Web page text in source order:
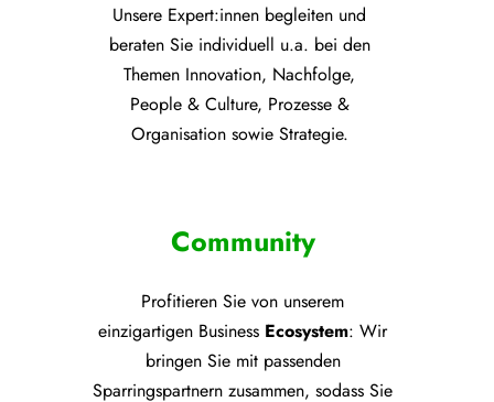
Unsere Expert:innen begleiten und
beraten Sie individuell u.a. bei den
Themen Innovation, Nachfolge,
People & Culture, Prozesse &
Organisation sowie Strategie.
Community
Profitieren Sie von unserem
einzigartigen Business Ecosystem: Wir
bringen Sie mit passenden
Sparringspartnern zusammen, sodass Sie